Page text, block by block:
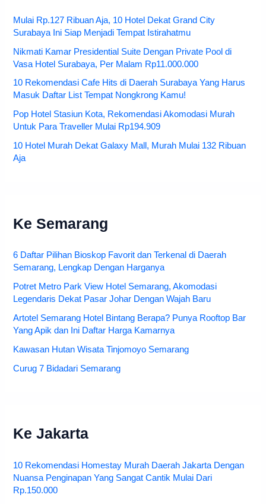
Mulai Rp.127 Ribuan Aja, 10 Hotel Dekat Grand City
Surabaya Ini Siap Menjadi Tempat Istirahatmu
Nikmati Kamar Presidential Suite Dengan Private Pool di
Vasa Hotel Surabaya, Per Malam Rp11.000.000
10 Rekomendasi Cafe Hits di Daerah Surabaya Yang Harus
Masuk Daftar List Tempat Nongkrong Kamu!
Pop Hotel Stasiun Kota, Rekomendasi Akomodasi Murah
Untuk Para Traveller Mulai Rp194.909
10 Hotel Murah Dekat Galaxy Mall, Murah Mulai 132 Ribuan
Aja
Ke Semarang
6 Daftar Pilihan Bioskop Favorit dan Terkenal di Daerah
Semarang, Lengkap Dengan Harganya
Potret Metro Park View Hotel Semarang, Akomodasi
Legendaris Dekat Pasar Johar Dengan Wajah Baru
Artotel Semarang Hotel Bintang Berapa? Punya Rooftop Bar
Yang Apik dan Ini Daftar Harga Kamarnya
Kawasan Hutan Wisata Tinjomoyo Semarang
Curug 7 Bidadari Semarang
Ke Jakarta
10 Rekomendasi Homestay Murah Daerah Jakarta Dengan
Nuansa Penginapan Yang Sangat Cantik Mulai Dari
Rp.150.000